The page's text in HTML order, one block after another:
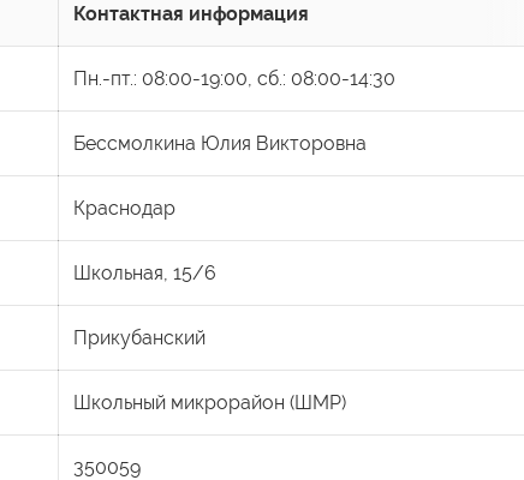
Контактная информация
Пн.-пт.: 08:00-19:00, сб.: 08:00-14:30
Бессмолкина Юлия Викторовна
Краснодар
Школьная, 15/6
Прикубанский
Школьный микрорайон (ШМР)
350059